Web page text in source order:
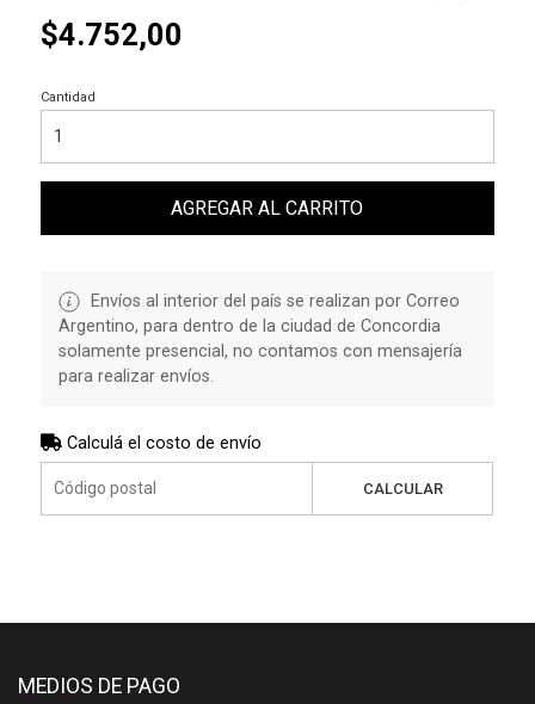
$4.752,00
Cantidad
AGREGAR AL CARRITO
Envíos al interior del país se realizan por Correo
Argentino, para dentro de la ciudad de Concordia
solamente presencial, no contamos con mensajería
para realizar envíos.
Calculá el costo de envío
CALCULAR
MEDIOS DE PAGO